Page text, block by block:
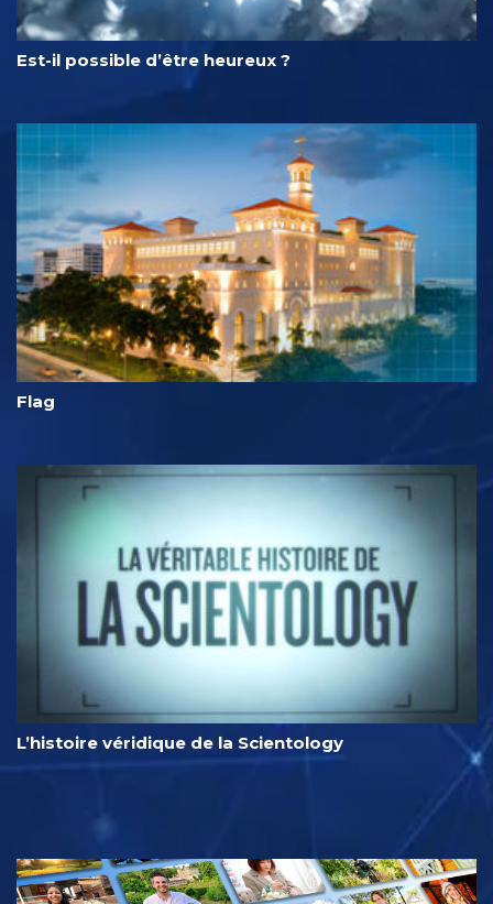
Est-il possible d’être heureux ?
Flag
L’histoire véridique de la Scientology